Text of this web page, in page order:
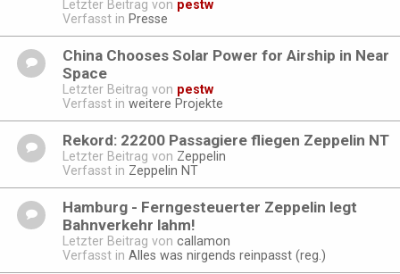
Letzter Beitrag von pestw
Verfasst in Presse
China Chooses Solar Power for Airship in Near
Space
Letzter Beitrag von pestw
Verfasst in weitere Projekte
Rekord: 22200 Passagiere fliegen Zeppelin NT
Letzter Beitrag von Zeppelin
Verfasst in Zeppelin NT
Hamburg - Ferngesteuerter Zeppelin legt
Bahnverkehr lahm!
Letzter Beitrag von callamon
Verfasst in Alles was nirgends reinpasst (reg.)